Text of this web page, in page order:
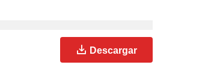
Descargar